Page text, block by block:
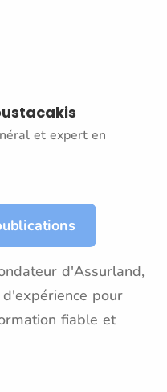
et expert en
d'Assurland,
pour
fiable et